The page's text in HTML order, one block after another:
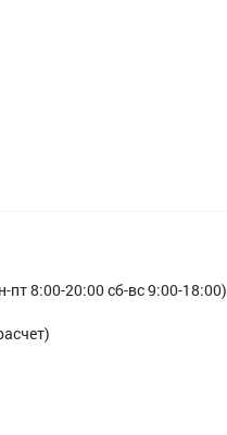
пт 8:00-20:00 сб-вс 9:00-18:00)